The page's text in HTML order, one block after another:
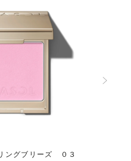
ングブリーズ ０３